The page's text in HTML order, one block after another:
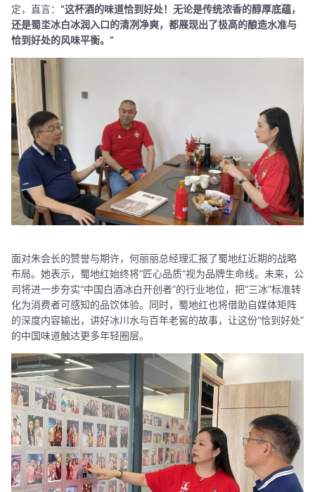
定，直言： “这杯酒的味道恰到好处！无论是传统浓香的醇厚底蕴，
还是蜀坔冰白冰润入口的清冽净爽，都展现出了极高的酿造水准与
恰到好处的风味平衡。”
面对朱会长的赞誉与期许，何丽丽总经理汇报了蜀地红近期的战略
布局。她表示，蜀地红始终将“匠心品质”视为品牌生命线。未来，公
司将进一步夯实“中国白酒冰白开创者”的行业地位，把“三冰”标准转
化为消费者可感知的品饮体验。同时，蜀地红也将借助自媒体矩阵
的深度内容输出，讲好冰川水与百年老窖的故事，让这份“恰到好处”
的中国味道触达更多年轻圈层。